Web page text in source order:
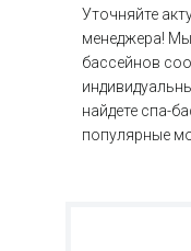
Уточняйте
менеджера!
бассейнов
найдете спа-
популярные